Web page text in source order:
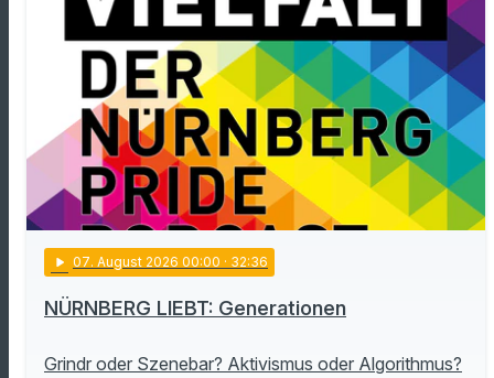
play_arrow 07. August 2026 00:00 · 32:36
NÜRNBERG LIEBT: Generationen
Grindr oder Szenebar? Aktivismus oder Algorithmus?